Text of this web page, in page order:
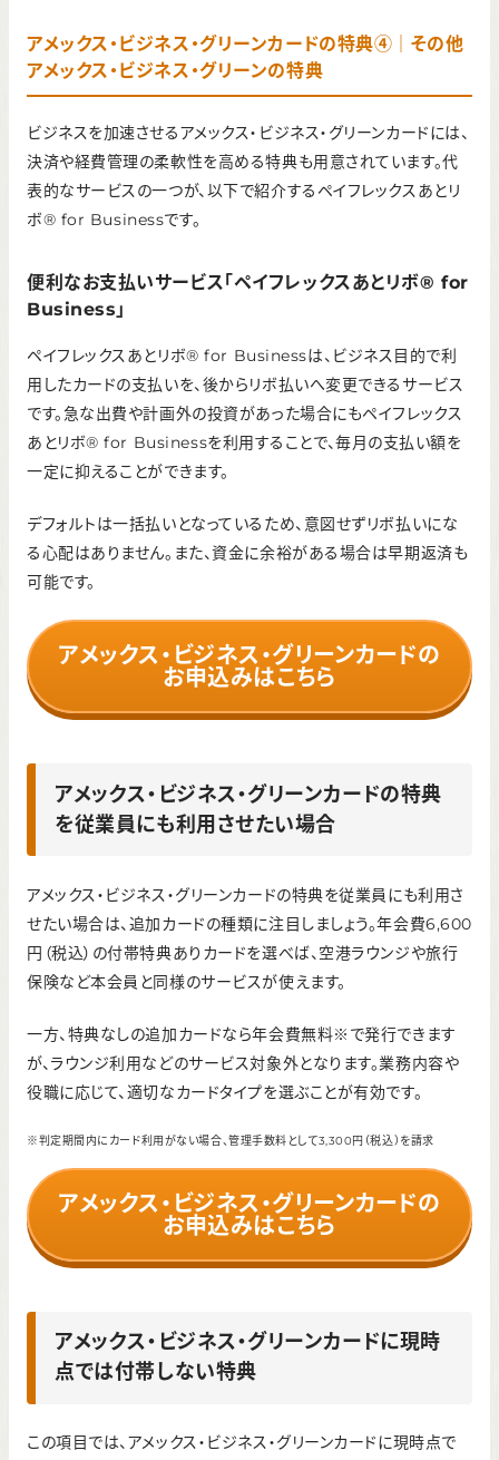
アメックス・ビジネス・グリーンカードの特典④｜その他
アメックス・ビジネス・グリーンの特典
ビジネスを加速させるアメックス・ビジネス・グリーンカードには、
決済や経費管理の柔軟性を高める特典も用意されています。代
表的なサービスの一つが、以下で紹介するペイフレックスあとリ
ボ® for Businessです。
便利なお支払いサービス「ペイフレックスあとリボ® for
Business」
ペイフレックスあとリボ® for Businessは、ビジネス目的で利
用したカードの支払いを、後からリボ払いへ変更できるサービス
です。急な出費や計画外の投資があった場合にもペイフレックス
あとリボ® for Businessを利用することで、毎月の支払い額を
一定に抑えることができます。
デフォルトは一括払いとなっているため、意図せずリボ払いにな
る心配はありません。また、資金に余裕がある場合は早期返済も
可能です。
アメックス・ビジネス・グリーンカードの
お申込みはこちら
アメックス・ビジネス・グリーンカードの特典
を従業員にも利用させたい場合
アメックス・ビジネス・グリーンカードの特典を従業員にも利用さ
せたい場合は、追加カードの種類に注目しましょう。年会費6,600
円（税込）の付帯特典ありカードを選べば、空港ラウンジや旅行
保険など本会員と同様のサービスが使えます。
一方、特典なしの追加カードなら年会費無料※で発行できます
が、ラウンジ利用などのサービス対象外となります。業務内容や
役職に応じて、適切なカードタイプを選ぶことが有効です。
※判定期間内にカード利用がない場合、管理手数料として3,300円（税込）を請求
アメックス・ビジネス・グリーンカードの
お申込みはこちら
アメックス・ビジネス・グリーンカードに現時
点では付帯しない特典
この項目では、アメックス・ビジネス・グリーンカードに現時点で